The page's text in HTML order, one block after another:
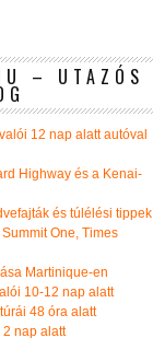
– UTAZÓS
12 nap alatt autóval
Highway és a Kenai-
és túlélési tippek
One, Times
Martinique-en
10-12 nap alatt
48 óra alatt
nap alatt